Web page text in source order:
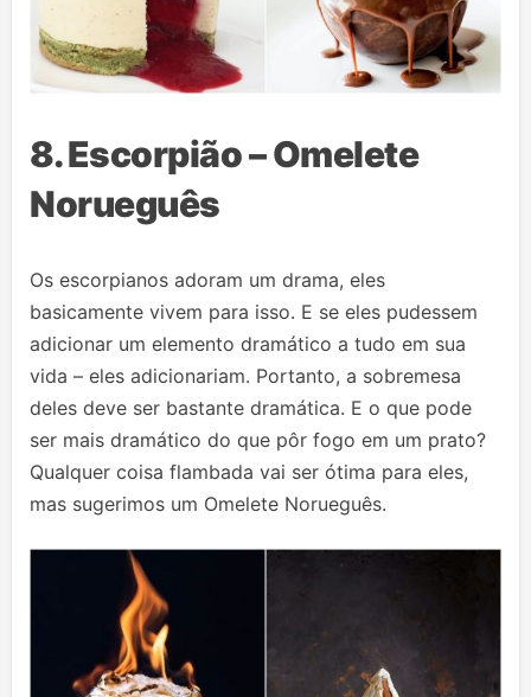
8. Escorpião – Omelete
Norueguês
Os escorpianos adoram um drama, eles
basicamente vivem para isso. E se eles pudessem
adicionar um elemento dramático a tudo em sua
vida – eles adicionariam. Portanto, a sobremesa
deles deve ser bastante dramática. E o que pode
ser mais dramático do que pôr fogo em um prato?
Qualquer coisa flambada vai ser ótima para eles,
mas sugerimos um Omelete Norueguês.